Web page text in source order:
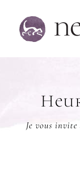
contenu
Je vous